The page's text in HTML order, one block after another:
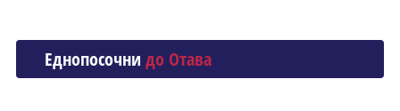
Еднопосочни до Отава